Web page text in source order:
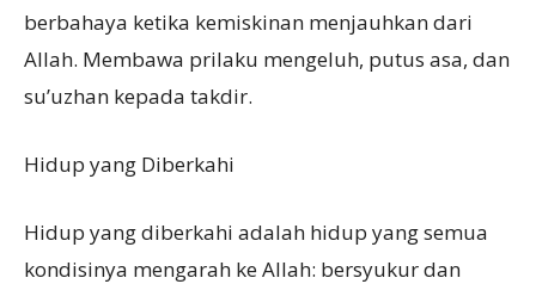
berbahaya ketika kemiskinan menjauhkan dari
Allah. Membawa prilaku mengeluh, putus asa, dan
su’uzhan kepada takdir.
Hidup yang Diberkahi
Hidup yang diberkahi adalah hidup yang semua
kondisinya mengarah ke Allah: bersyukur dan